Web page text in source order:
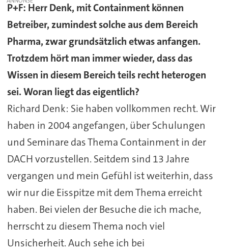
P+F: Herr Denk, mit Containment können
Betreiber, zumindest solche aus dem Bereich
Pharma, zwar grundsätzlich etwas anfangen.
Trotzdem hört man immer wieder, dass das
Wissen in diesem Bereich teils recht heterogen
sei. Woran liegt das eigentlich?
Richard Denk: Sie haben vollkommen recht. Wir
haben in 2004 angefangen, über Schulungen
und Seminare das Thema Containment in der
DACH vorzustellen. Seitdem sind 13 Jahre
vergangen und mein Gefühl ist weiterhin, dass
wir nur die Eisspitze mit dem Thema erreicht
haben. Bei vielen der Besuche die ich mache,
herrscht zu diesem Thema noch viel
Unsicherheit. Auch sehe ich bei